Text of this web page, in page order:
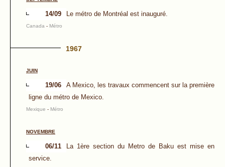
14/09 Le métro de Montréal est inauguré.
Canada - Métro
1967
JUIN
19/06
A Mexico, les travaux commencent sur la première
ligne du métro de Mexico.
Mexique - Métro
NOVEMBRE
06/11
La 1ère section du Metro de Baku est mise en
service.